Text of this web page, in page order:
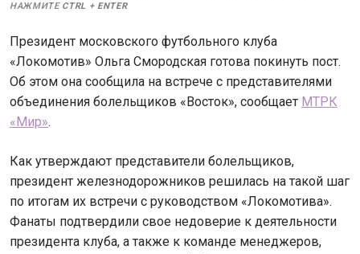
НАЖМИТЕ CTRL + ENTER
Президент московского футбольного клуба
«Локомотив» Ольга Смородская готова покинуть пост.
Об этом она сообщила на встрече с представителями
объединения болельщиков «Восток», сообщает МТРК
«Мир».
Как утверждают представители болельщиков,
президент железнодорожников решилась на такой шаг
по итогам их встречи с руководством «Локомотива».
Фанаты подтвердили свое недоверие к деятельности
президента клуба, а также к команде менеджеров,